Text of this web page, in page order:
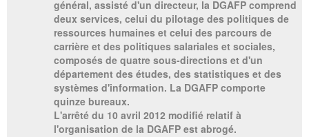
général, assisté d'un directeur, la DGAFP comprend
deux services, celui du pilotage des politiques de
ressources humaines et celui des parcours de
carrière et des politiques salariales et sociales,
composés de quatre sous-directions et d'un
département des études, des statistiques et des
systèmes d'information. La DGAFP comporte
quinze bureaux.
L'arrêté du 10 avril 2012 modifié relatif à
l'organisation de la DGAFP est abrogé.